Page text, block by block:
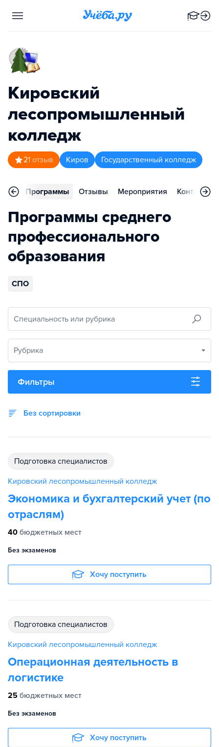
Кировский
лесопромышленный
колледж
21 отзыв Киров Государственный колледж
Программы Отзывы Мероприятия Контакты
Программы среднего
профессионального
образования
СПО
Специальность или рубрика
Рубрика
Фильтры
Без сортировки
подготовка специалистов
Кировский лесопромышленный колледж
Экономика и бухгалтерский учет (по
отраслям)
40 бюджетных мест
Без экзаменов
Хочу поступить
подготовка специалистов
Кировский лесопромышленный колледж
Операционная деятельность в
логистике
25 бюджетных мест
Без экзаменов
Хочу поступить